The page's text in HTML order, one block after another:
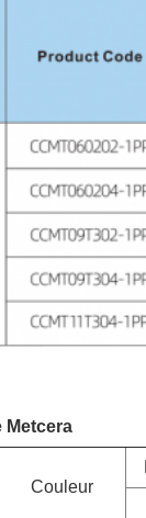
Metcera
Couleur